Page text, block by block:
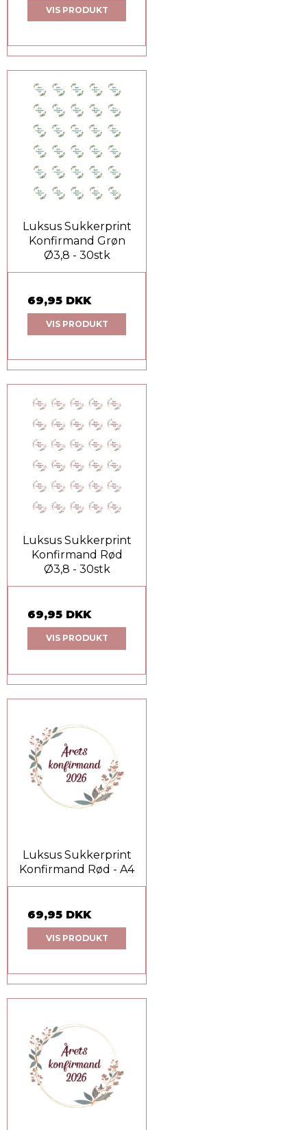
VIS PRODUKT
Luksus Sukkerprint
Konfirmand Grøn
Ø3,8 - 30stk
69,95 DKK
VIS PRODUKT
Luksus Sukkerprint
Konfirmand Rød
Ø3,8 - 30stk
69,95 DKK
VIS PRODUKT
Luksus Sukkerprint
Konfirmand Rød - A4
69,95 DKK
VIS PRODUKT